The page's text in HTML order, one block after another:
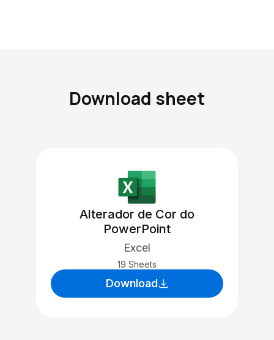
Download sheet
Alterador de Cor do
PowerPoint
Excel
19 Sheets
Download